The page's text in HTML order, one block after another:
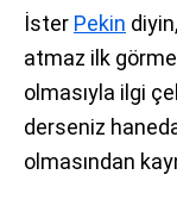
İster Pekin
atmaz ilk
olmasıyla ilgi
derseniz
olmasından